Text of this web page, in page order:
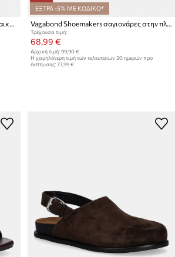
ΕΞΤΡΑ -5% ΜΕ ΚΩΔΙΚΟ*
Vagabond Shoemakers σαγιονάρες στην πλατφόρμα Γυναικεία δερμάτινες DANYA
Τρέχουσα τιμή:
68,99 €
Αρχική τιμή: 99,90 €
Η χαμηλότερη τιμή των τελευταίων 30 ημερών προ
έκπτωσης: 77,99 €